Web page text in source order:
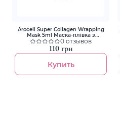
Arocell Super Collagen Wrapping
Mask 5ml Маска-плівка з
колагеном для зволоження та
ліфтингу
0 отзывов
110 грн
Купить